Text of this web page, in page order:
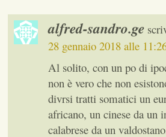
alfred-sandro.ge
28 gennaio 2018 alle
Al solito, con un po di
non è vero che non
divrsi tratti somatici un
africano, un cinese da un
calabrese da un